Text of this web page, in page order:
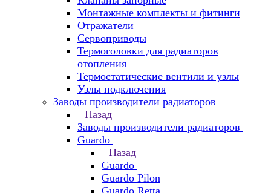
Монтажные комплекты и фитинги
Отражатели
Сервоприводы
Термоголовки для радиаторов
отопления
Термостатические вентили и узлы
Узлы подключения
Заводы производители радиаторов
Назад
Заводы производители радиаторов
Guardo
Назад
Guardo
Guardo Pilon
Guardo Retta